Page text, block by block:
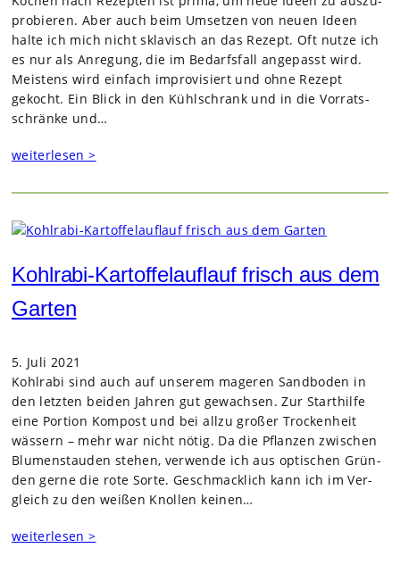
pro­bie­ren. Aber auch beim Umset­zen von neuen Ideen
halte ich mich nicht skla­visch an das Rezept. Oft nutze ich
es nur als Anre­gung, die im Bedarfs­fall ange­passt wird.
Meis­tens wird ein­fach impro­vi­siert und ohne Rezept
gekocht. Ein Blick in den Kühl­schrank und in die Vor­rats­
schränke und…
weiterlesen >
Kohlrabi-Kartoffelauflauf frisch aus dem
Garten
5. Juli 2021
Kohl­rabi sind auch auf unse­rem mage­ren Sand­bo­den in
den letz­ten bei­den Jah­ren gut gewach­sen. Zur Start­hilfe
eine Por­tion Kom­post und bei allzu gro­ßer Tro­cken­heit
wäs­sern – mehr war nicht nötig. Da die Pflan­zen zwi­schen
Blu­men­stau­den ste­hen, ver­wende ich aus opti­schen Grün­
den gerne die rote Sorte. Geschmack­lich kann ich im Ver­
gleich zu den wei­ßen Knol­len kei­nen…
weiterlesen >